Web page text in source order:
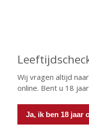
Wij vragen altijd
online. Bent u 18
Ja, ik ben 18 jaar